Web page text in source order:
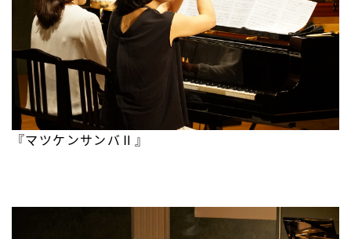
『マツケンサンバⅡ』